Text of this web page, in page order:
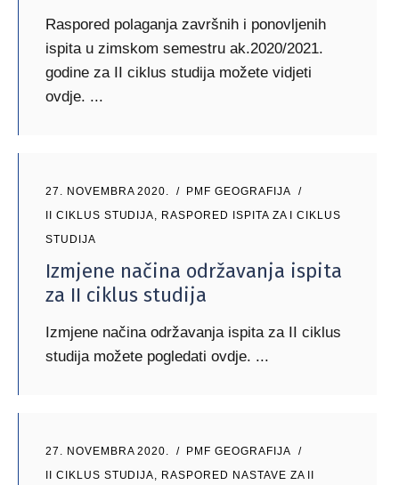
Raspored polaganja završnih i ponovljenih
ispita u zimskom semestru ak.2020/2021.
godine za II ciklus studija možete vidjeti
ovdje.
27. NOVEMBRA 2020.
PMF GEOGRAFIJA
II CIKLUS STUDIJA, RASPORED ISPITA ZA I CIKLUS
STUDIJA
Izmjene načina održavanja ispita
za II ciklus studija
Izmjene načina održavanja ispita za II ciklus
studija možete pogledati ovdje.
27. NOVEMBRA 2020.
PMF GEOGRAFIJA
II CIKLUS STUDIJA, RASPORED NASTAVE ZA II